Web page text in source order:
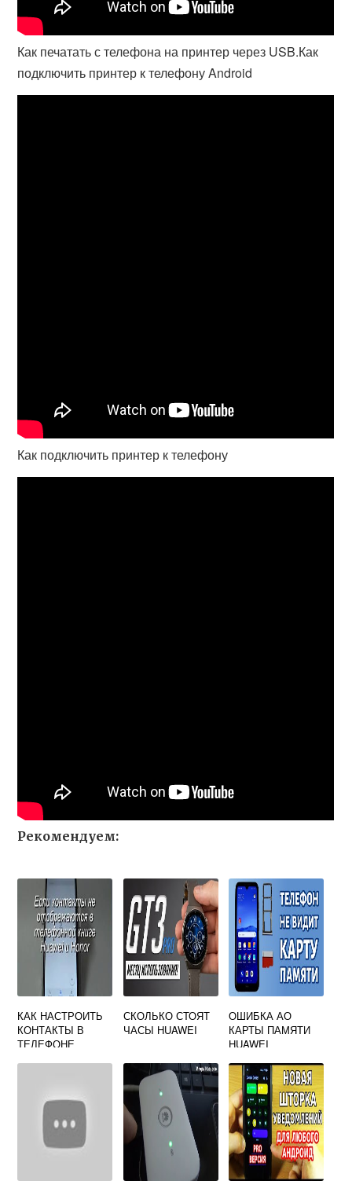
Как печатать с телефона на принтер через USB.Как
подключить принтер к телефону Android
Как подключить принтер к телефону
Рекомендуем:
КАК НАСТРОИТЬ
КОНТАКТЫ В
ТЕЛЕФОНЕ
СКОЛЬКО СТОЯТ
ЧАСЫ HUAWEI
ОШИБКА АО
КАРТЫ ПАМЯТИ
HUAWEI